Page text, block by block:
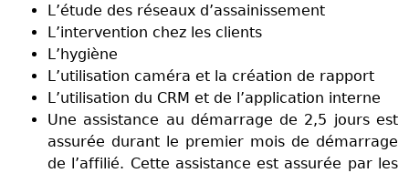
L’étude des réseaux d’assainissement
L’intervention chez les clients
L’hygiène
L’utilisation caméra et la création de rapport
L’utilisation du CRM et de l’application interne
Une assistance au démarrage de 2,5 jours est
assurée durant le premier mois de démarrage
de l’affilié. Cette assistance est assurée par les